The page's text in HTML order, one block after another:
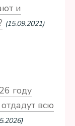
и
(15.09.2021)
году
всю